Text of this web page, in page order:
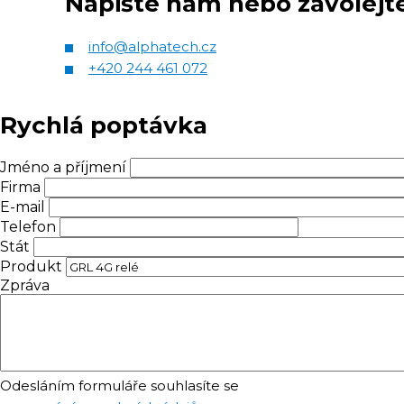
info@alphatech.cz
+420 244 461 072
Rychlá poptávka
Jméno a příjmení
Firma
E-mail
Telefon
Stát
Produkt
Zpráva
Odesláním formuláře souhlasíte se